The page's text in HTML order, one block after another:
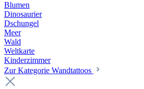
Blumen
Dinosaurier
Dschungel
Meer
Wald
Weltkarte
Kinderzimmer
Zur Kategorie Wandtattoos